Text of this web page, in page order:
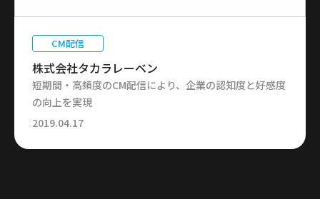
CM配信
株式会社タカラレーベン
短期間・高頻度のCM配信により、企業の認知度と好感度
の向上を実現
2019.04.17